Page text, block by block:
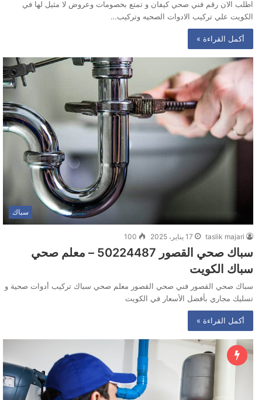
اطلب الان رقم فني صحي كيفان و تمتع بخصومات وعروض لا مثيل لها في
الكويت علي تركيب الادوات الصحيه وتركيب…
أكمل القراءة »
سباك
taslik majari 17 يناير، 2025 100
سباك صحي القصور 50224487 – معلم صحي
سباك الكويت
سباك صحي القصور فني صحي القصور معلم صحي سباك تركيب أدوات صحية و
تسليك مجاري بأفضل الأسعار في الكويت
أكمل القراءة »